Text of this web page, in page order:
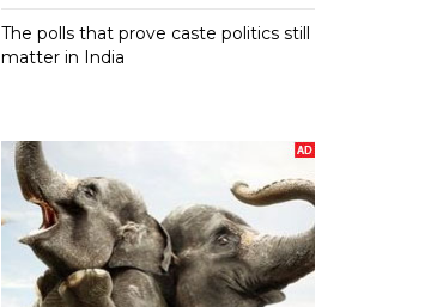
The polls that prove caste politics still
matter in India